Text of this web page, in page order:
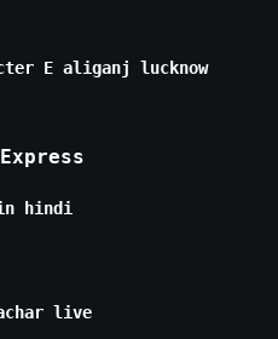
E aliganj lucknow
in hindi
live